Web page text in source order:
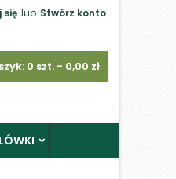
się lub Stwórz konto
0 szt. - 0,00 zł